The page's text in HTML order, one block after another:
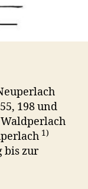
198 und
1)
bis zur